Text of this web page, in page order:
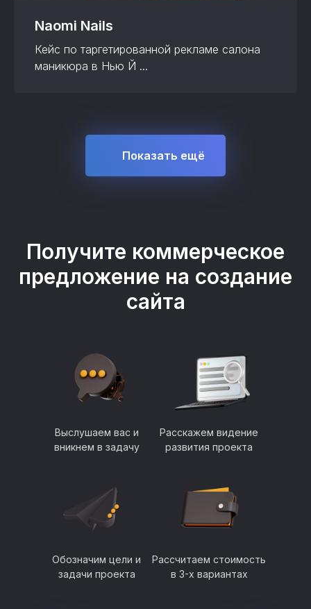
Naomi Nails
Кейс по таргетированной рекламе салона
маникюра в Нью Й ...
Показать ещё
Получите коммерческое
предложение на создание
сайта
Выслушаем вас и
вникнем в задачу
Расскажем видение
развития проекта
Обозначим цели и
задачи проекта
Рассчитаем стоимость
в 3-х вариантах